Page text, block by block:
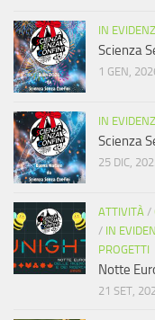
IN
Scienza
1 GEN,
IN
Scienza
25 DIC,
ATTIVITÀ /
/ IN
PROGETTI
Notte
21 SET,